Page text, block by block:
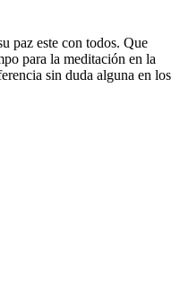
paz este con todos. Que
para la meditación en la
sin duda alguna en los